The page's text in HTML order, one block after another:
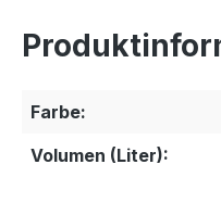
Farbe:
Volumen (Liter):